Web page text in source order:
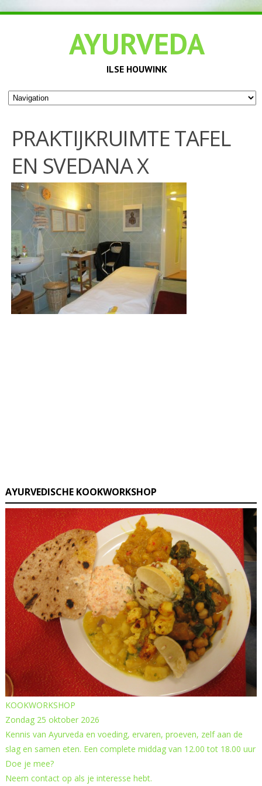
AYURVEDA
ILSE HOUWINK
PRAKTIJKRUIMTE TAFEL
EN SVEDANA X
AYURVEDISCHE KOOKWORKSHOP
KOOKWORKSHOP
Zondag 25 oktober 2026
Kennis van Ayurveda en voeding, ervaren, proeven, zelf aan de
slag en samen eten. Een complete middag van 12.00 tot 18.00 uur
Doe je mee?
Neem contact op als je interesse hebt.